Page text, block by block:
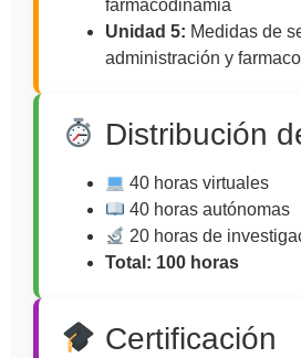
farmacodinamia
Unidad 5: Medidas de
administración y
Distribución
40 horas virtuales
40 horas autónomas
20 horas de
Total: 100 horas
Certificación